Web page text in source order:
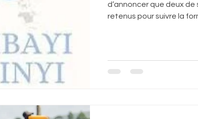
d’annoncer que deux
retenus pour suivre la
Fondateur et
psychotraumatologie ; ✅